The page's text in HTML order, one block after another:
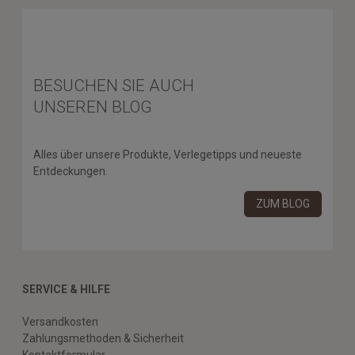
BESUCHEN SIE AUCH
UNSEREN BLOG
Alles über unsere Produkte, Verlegetipps und neueste
Entdeckungen.
ZUM BLOG
SERVICE & HILFE
Versandkosten
Zahlungsmethoden & Sicherheit